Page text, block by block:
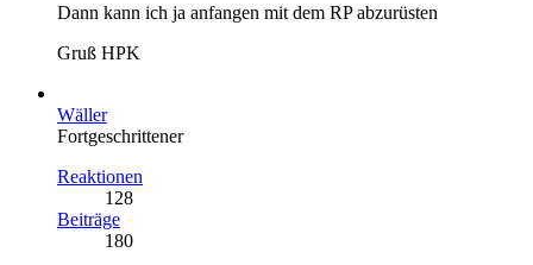
Dann kann ich ja anfangen mit dem RP abzurüsten
Gruß HPK
Wäller
Fortgeschrittener
Reaktionen
128
Beiträge
180